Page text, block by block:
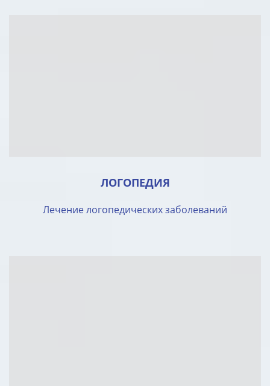
ЛОГОПЕДИЯ
Лечение логопедических заболеваний